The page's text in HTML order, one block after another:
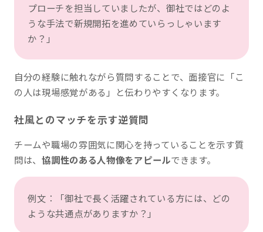
プローチを担当していましたが、御社ではどのよ
うな手法で新規開拓を進めていらっしゃいます
か？」
自分の経験に触れながら質問することで、面接官に「こ
の人は現場感覚がある」と伝わりやすくなります。
社風とのマッチを示す逆質問
チームや職場の雰囲気に関心を持っていることを示す質
問は、協調性のある人物像をアピールできます。
例文：「御社で長く活躍されている方には、どの
ような共通点がありますか？」